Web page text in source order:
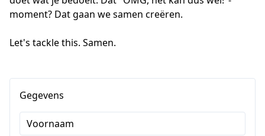
moment? Dat gaan we samen creëren.
Let's tackle this. Samen.
Gegevens
Voornaam